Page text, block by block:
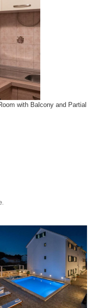
with Balcony and Partial